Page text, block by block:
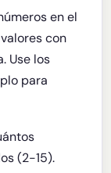
en el
con
Use los
para
(2-15).